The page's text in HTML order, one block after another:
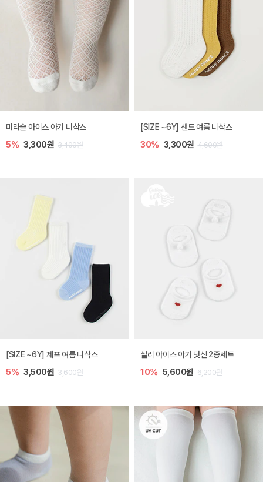
미라솔 아이스 아기 니삭스
5% 3,300원 3,400원
[SIZE ~6Y] 샌드 여름 니삭스
30% 3,300원 4,600원
[SIZE ~6Y] 제프 여름 니삭스
5% 3,500원 3,600원
실리 아이스 아기 덧신 2종세트
10% 5,600원 6,200원